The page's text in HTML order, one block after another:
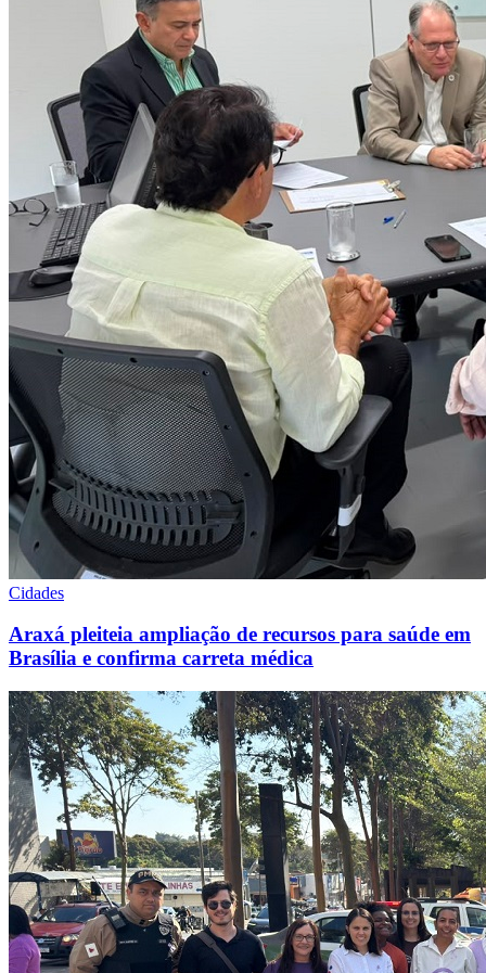
Cidades
Araxá pleiteia ampliação de recursos para saúde em
Brasília e confirma carreta médica